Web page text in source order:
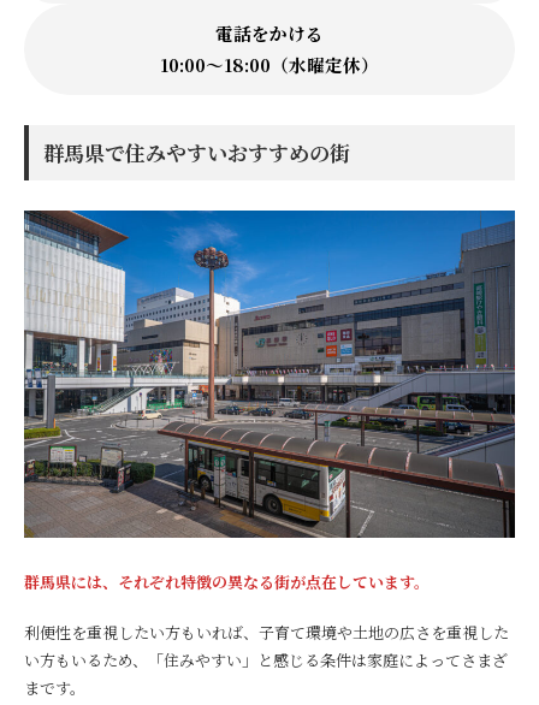
電話をかける
10:00〜18:00（水曜定休）
群馬県で住みやすいおすすめの街
群馬県には、それぞれ特徴の異なる街が点在しています。
利便性を重視したい方もいれば、子育て環境や土地の広さを重視した
い方もいるため、「住みやすい」と感じる条件は家庭によってさまざ
まです。